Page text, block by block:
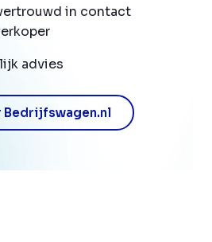
in contact
advies
Bedrijfswagen.nl